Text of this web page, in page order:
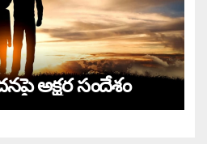
అక్షర సందేశం